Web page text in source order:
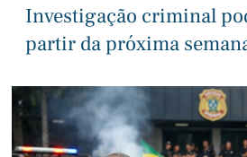
Investigação criminal
partir da próxima